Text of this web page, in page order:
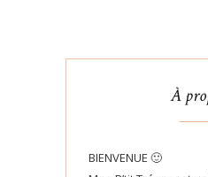
À
BIENVENUE 🙂